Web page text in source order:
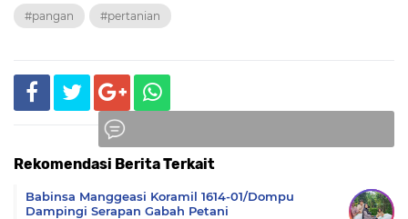
#pangan #pertanian
Rekomendasi Berita Terkait
Babinsa Manggeasi Koramil 1614-01/Dompu
Dampingi Serapan Gabah Petani